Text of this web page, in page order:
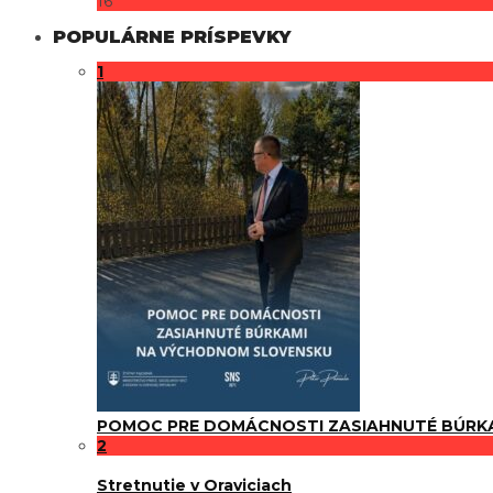
POPULÁRNE PRÍSPEVKY
1
POMOC PRE DOMÁCNOSTI ZASIAHNUTÉ
2
Stretnutie v Oraviciach